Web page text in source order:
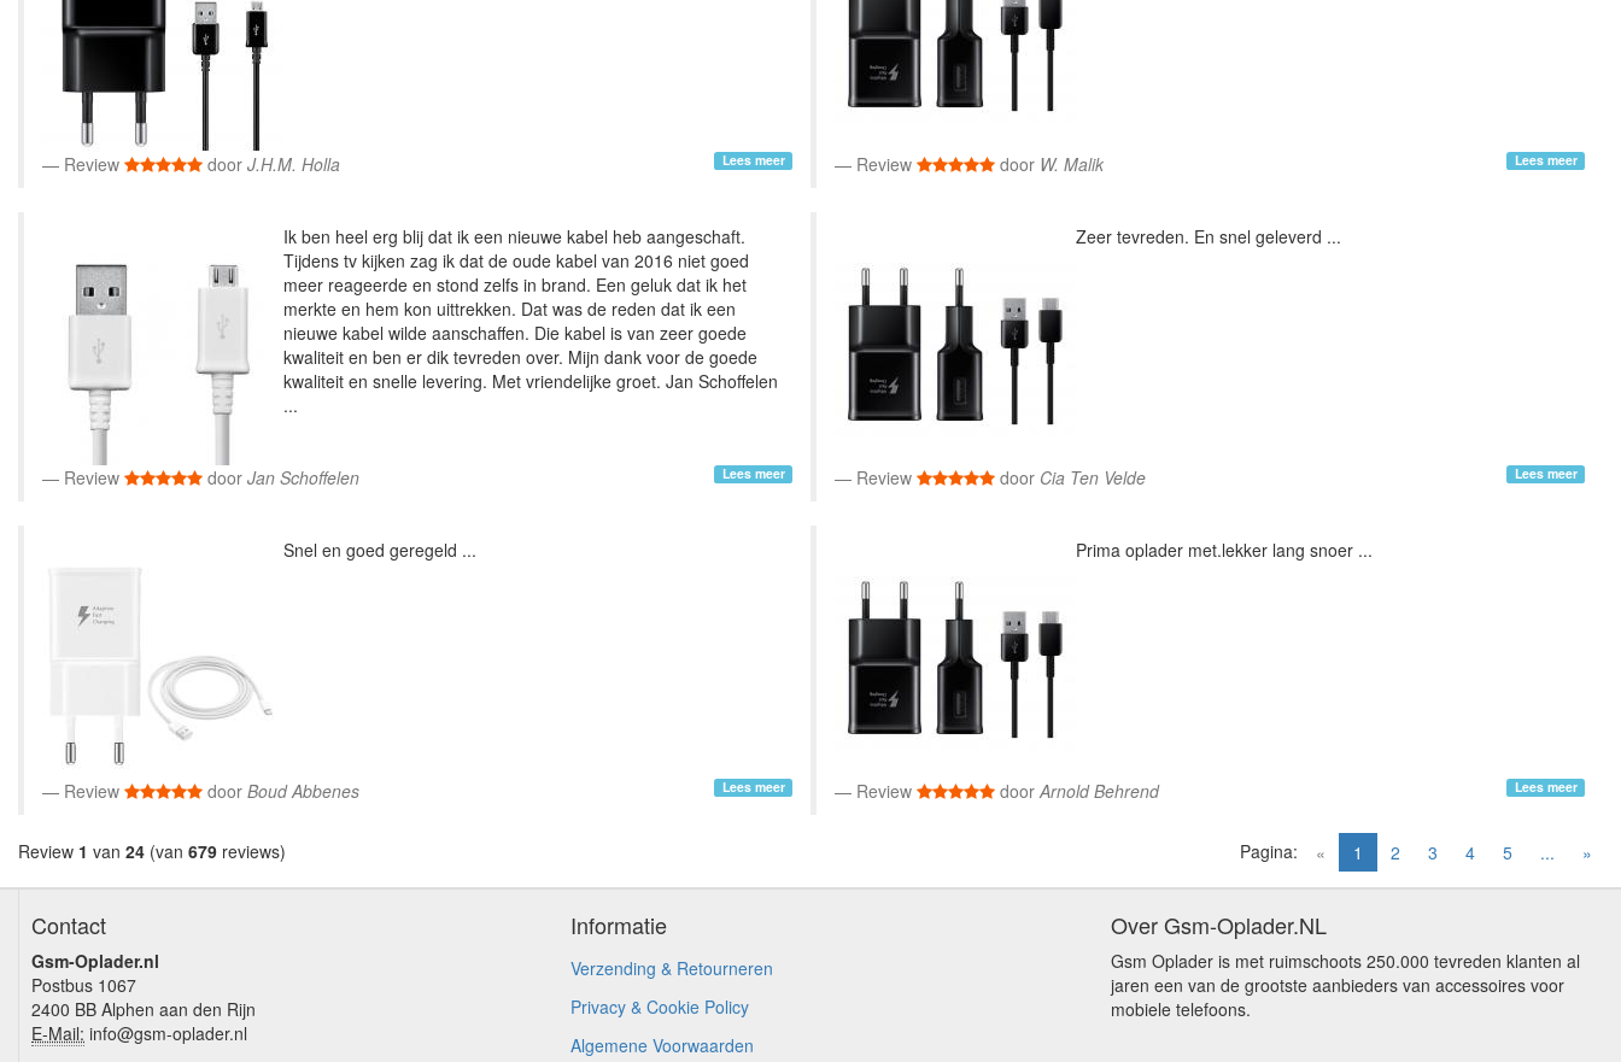
Review door J.H.M. Holla Lees meer Review door W. Malik Lees meer
Ik ben heel erg blij dat ik een nieuwe kabel heb aangeschaft.
Tijdens tv kijken zag ik dat de oude kabel van 2016 niet goed
meer reageerde en stond zelfs in brand. Een geluk dat ik het
merkte en hem kon uittrekken. Dat was de reden dat ik een
nieuwe kabel wilde aanschaffen. Die kabel is van zeer goede
kwaliteit en ben er dik tevreden over. Mijn dank voor de goede
kwaliteit en snelle levering. Met vriendelijke groet. Jan Schoffelen
...
Review door Jan Schoffelen Lees meer
Zeer tevreden. En snel geleverd ...
Review door Cia Ten Velde Lees meer
Snel en goed geregeld ...
Review door Boud Abbenes Lees meer
Prima oplader met.lekker lang snoer ...
Review doorArnold Behrend Lees meer
Review 1 van 24 (van 679 reviews) « 1 (current)
2 3 4 5 ... »
Pagina:
Contact
Gsm-Oplader.nl
Postbus 1067
2400 BB Alphen aan den Rijn
E-Mail: info@gsm-oplader.nl
Informatie
Verzending & Retourneren
Privacy & Cookie Policy
Algemene Voorwaarden
Over Gsm-Oplader.NL
Gsm Oplader is met ruimschoots 250.000 tevreden klanten al
jaren een van de grootste aanbieders van accessoires voor
mobiele telefoons.